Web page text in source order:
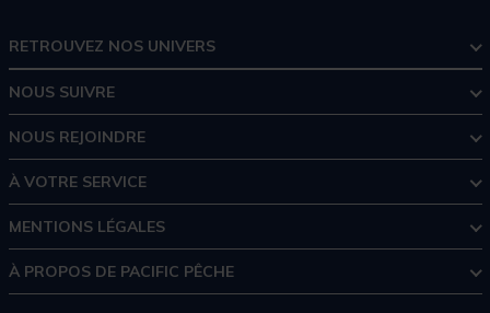
RETROUVEZ NOS UNIVERS
NOUS SUIVRE
NOUS REJOINDRE
À VOTRE SERVICE
MENTIONS LÉGALES
À PROPOS DE PACIFIC PÊCHE